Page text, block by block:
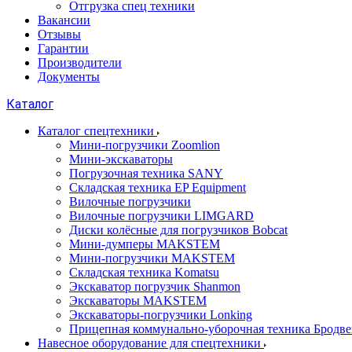
Отгрузка спец техники
Вакансии
Отзывы
Гарантии
Производители
Документы
Каталог
Каталог спецтехники
Мини-погрузчики Zoomlion
Мини-экскаваторы
Погрузочная техника SANY
Складская техника EP Equipment
Вилочные погрузчики
Вилочные погрузчики LIMGARD
Диски колёсные для погрузчиков Bobcat
Мини-думперы MAKSTEM
Мини-погрузчики MAKSTEM
Складская техника Komatsu
Экскаватор погрузчик Shanmon
Экскаваторы MAKSTEM
Экскаваторы-погрузчики Lonking
Прицепная коммунально-уборочная техника
Навесное оборудование для спецтехники